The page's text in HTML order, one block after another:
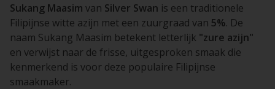
Sukang Maasim van Silver Swan is een traditionele
Filipijnse witte azijn met een zuurgraad van 5%. De
naam Sukang Maasim betekent letterlijk "zure azijn"
en verwijst naar de frisse, uitgesproken smaak die
kenmerkend is voor deze populaire Filipijnse
smaakmaker.